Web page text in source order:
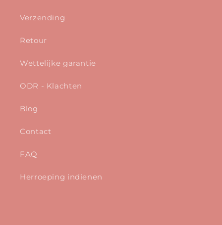
Verzending
Retour
Wettelijke garantie
ODR - Klachten
Blog
Contact
FAQ
Herroeping indienen